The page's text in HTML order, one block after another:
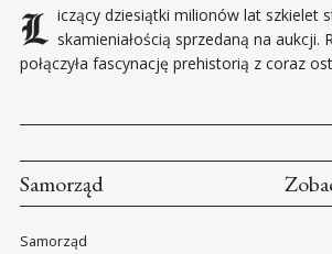
Liczący dziesiątki milionów lat szkielet stał się najdroższą skamieniałością sprzedaną na aukcji.
połączyła fascynację prehistorią z coraz
przekraczającą 50 mln dolarów.
Samorząd
Samorząd